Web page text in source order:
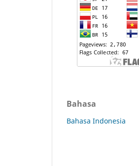
Bahasa
Bahasa Indonesia